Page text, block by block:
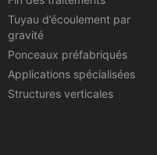
Tuyau d’écoulement par
gravité
Ponceaux préfabriqués
Applications spécialisées
Structures verticales